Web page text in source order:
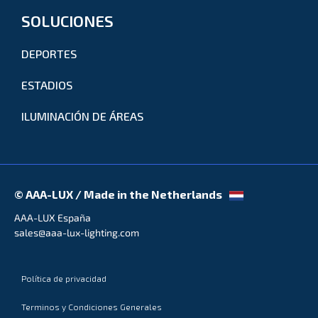
SOLUCIONES
DEPORTES
ESTADIOS
ILUMINACIÓN DE ÁREAS
© AAA-LUX / Made in the Netherlands
AAA-LUX España
sales@aaa-lux-lighting.com
Política de privacidad
Terminos y Condiciones Generales